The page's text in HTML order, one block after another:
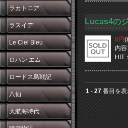
ラカトニア
ラスイデ
Le Ciel Bleu
ロハン エム
ロードス島戦記
八仙
大航海時代
Lucas4の
0円(
内
HIT
1 -27 番目を